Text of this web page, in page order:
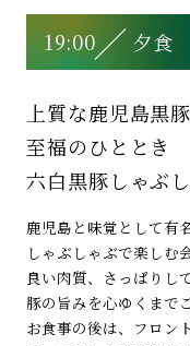
19:00 夕食
上質な鹿児島黒
至福のひととき
六白黒豚しゃぶ
鹿児島と味覚として有
しゃぶしゃぶで楽しむ
良い肉質、さっぱりし
豚の旨みを心ゆくまで
お食事の後は、フロン